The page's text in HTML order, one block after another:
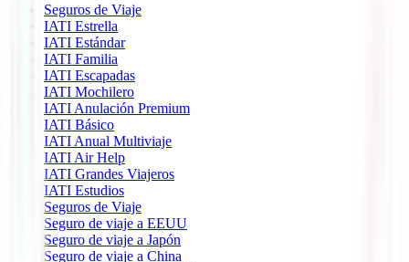
Seguros de Viaje
IATI Estrella
IATI Estándar
IATI Familia
IATI Escapadas
IATI Mochilero
IATI Anulación Premium
IATI Básico
IATI Anual Multiviaje
IATI Air Help
IATI Grandes Viajeros
IATI Estudios
Seguros de Viaje
Seguro de viaje a EEUU
Seguro de viaje a Japón
Seguro de viaje a China